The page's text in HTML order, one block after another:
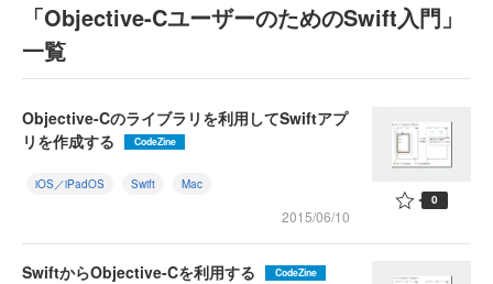
「Objective-CユーザーのためのSwift入門」
一覧
Objective-Cのライブラリを利用してSwiftアプ
リを作成する
CodeZine
iOS／iPadOS Swift Mac
2015/06/10
0
SwiftからObjective-Cを利用する CodeZine